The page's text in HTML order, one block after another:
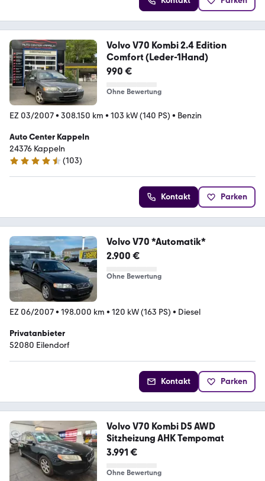
Volvo V70 Kombi 2.4 Edition
Comfort (Leder-1Hand)
990 €
Ohne Bewertung
EZ 03/2007• 308.150 km • 103 kW (140 PS) • Benzin
Auto Center Kappeln
24376 Kappeln
4.7 Sterne
(103)
Kontakt Parken
Volvo V70 *Automatik*
2.900 €
Ohne Bewertung
EZ 06/2007• 198.000 km • 120 kW (163 PS) • Diesel
Privatanbieter
52080 Eilendorf
Kontakt Parken
Volvo V70 Kombi D5 AWD
Sitzheizung AHK Tempomat
3.991 €
Ohne Bewertung